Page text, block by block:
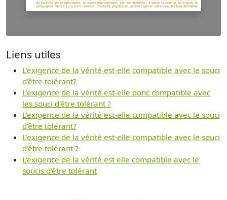
Liens utiles
L’exigence de la vérité est-elle compatible avec le souci
d’être tolérant?
L'exigence de la vérité est-elle donc compatible avec
les souci d'être tolérant ?
L'exigence de la vérité est-elle compatible avec le souci
d'être tolérant?
L'exigence de la vérité est-elle compatible avec le souci
d'être tolérant ?
L'exigence de la vérité est elle compatible avec le
soucis d'être tolérant